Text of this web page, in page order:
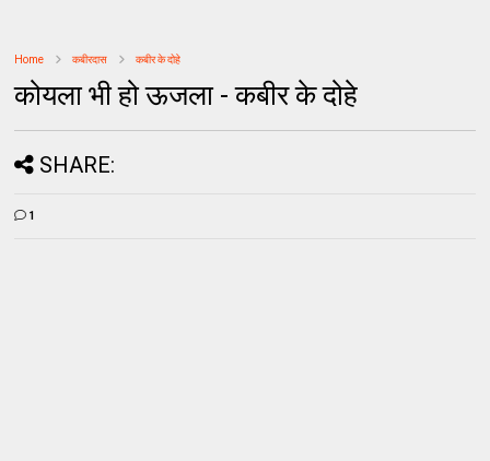
Home कबीरदास कबीर के दोहे
कोयला भी हो ऊजला - कबीर के दोहे
SHARE:
1